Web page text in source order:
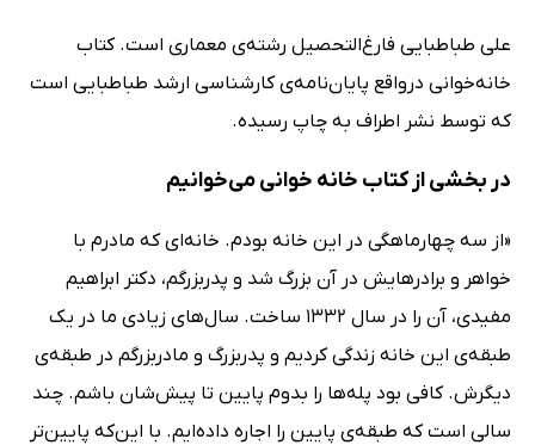
علی طباطبایی فارغ‌التحصیل رشته‌ی معماری است. کتاب
خانه‌خوانی درواقع پایان‌نامه‌ی کارشناسی ارشد طباطبایی است
که توسط نشر اطراف به چاپ رسیده.
در بخشی از کتاب خانه خوانی می‌خوانیم
«از سه چهارماهگی در این خانه بودم. خانه‌ای که مادرم با
خواهر و برادرهایش در آن بزرگ شد و پدربزرگم، دکتر ابراهیم
مفیدی، آن را در سال 1332 ساخت. سال‌های زیادی ما در یک
طبقه‌ی این خانه زندگی کردیم و پدربزرگ و مادربزرگم در طبقه‌ی
دیگرش. کافی بود پله‌ها را بدوم پایین تا پیش‌شان باشم. چند
سالی است که طبقه‌ی پایین را اجاره داده‌ایم. با این‌که پایین‌تر